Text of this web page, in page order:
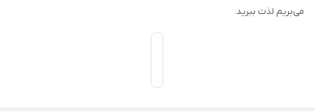
می‌‌بریم لذت ببرید.